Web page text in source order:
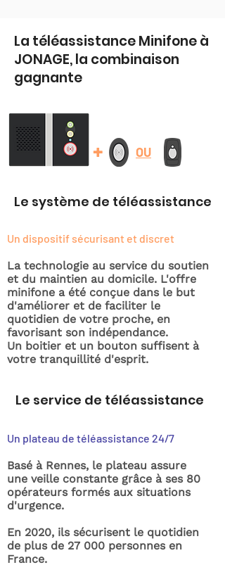
La téléassistance Minifone à
JONAGE, la combinaison
gagnante
+ OU
Le système de téléassistance
Un dispositif sécurisant et discret
La technologie au service du soutien
et du maintien au domicile. L'offre
minifone a été conçue dans le but
d'améliorer et de faciliter le
quotidien de votre proche, en
favorisant son indépendance.
Un boitier et un bouton suffisent à
votre tranquillité d'esprit.
Le service de téléassistance
Un plateau de téléassistance 24/7
Basé à Rennes, le plateau assure
une veille constante grâce à ses 80
opérateurs formés aux situations
d'urgence.
En 2020, ils sécurisent le quotidien
de plus de 27 000 personnes en
France.